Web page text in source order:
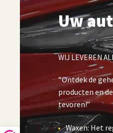
Uw
WIJ LEVEREN
“Ontdek de
producten en
tevoren!”
Waxen: Het